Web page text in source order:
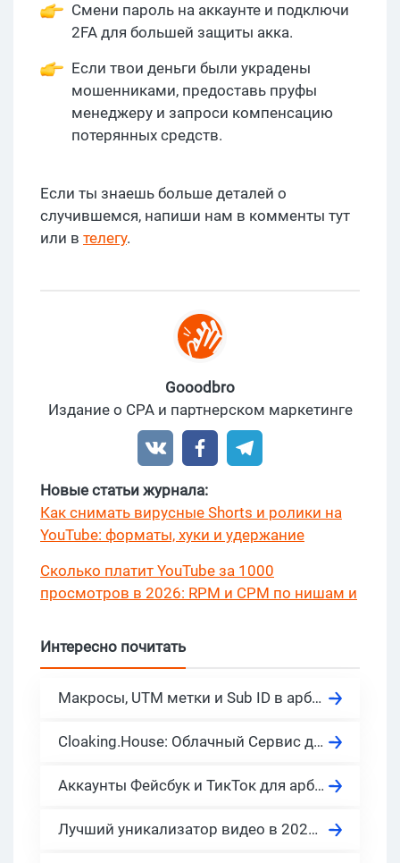
Смени пароль на аккаунте и подключи
2FA для большей защиты акка.
Если твои деньги были украдены
мошенниками, предоставь пруфы
менеджеру и запроси компенсацию
потерянных средств.
Если ты знаешь больше деталей о
случившемся, напиши нам в комменты тут
или в телегу.
Gooodbro
Издание о CPA и партнерском маркетинге
Новые статьи журнала:
Как снимать вирусные Shorts и ролики на
YouTube: форматы, хуки и удержание
Сколько платит YouTube за 1000
просмотров в 2026: RPM и CPM по нишам и
Интересно почитать
Макросы, UTM метки и Sub ID в арбитраже
Cloaking.House: Облачный Сервис для Клоакинга, актуально в 2026
Аккаунты Фейсбук и ТикТок для арбитража в 2026: бесплатно, фарм, автореги что это?
Лучший уникализатор видео в 2026: найти бесплатный онлайн инструмент для видео и фото